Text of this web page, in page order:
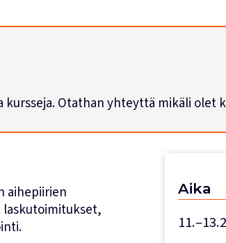
kursseja. Otathan yhteyttä mikäli olet
aihepiirien
laskutoimitukset,
Aika